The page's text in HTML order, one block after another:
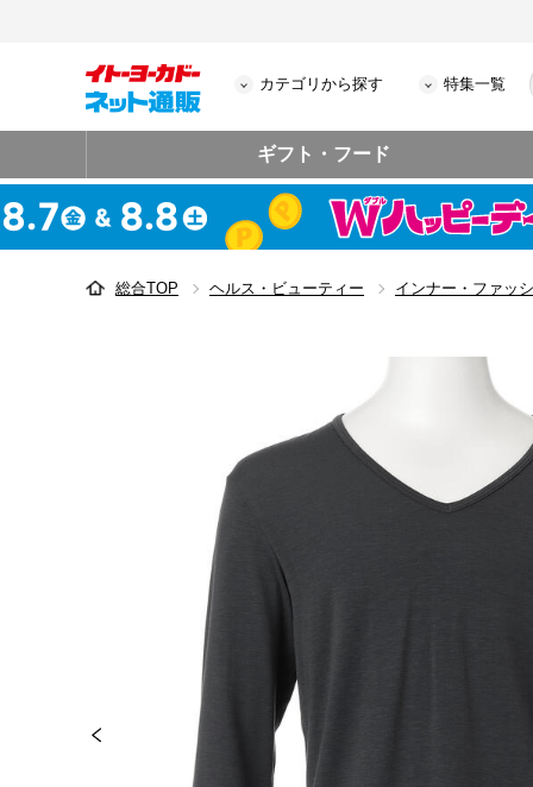
カテゴリから探す 特集一覧
ギフト・フード
総合TOP ヘルス・ビューティー インナー・ファッ